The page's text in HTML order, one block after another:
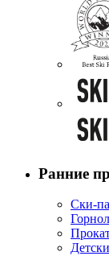
Ранние
Ски-